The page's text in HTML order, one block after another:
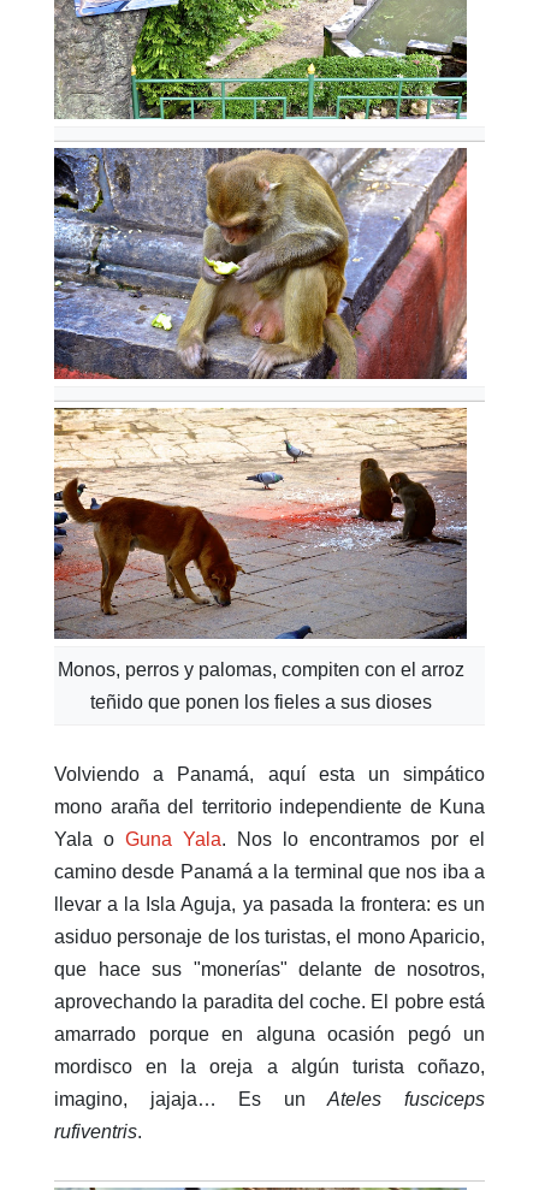
Monos, perros y palomas, compiten con el arroz
teñido que ponen los fieles a sus dioses
Volviendo a Panamá, aquí esta un simpático
mono araña del territorio independiente de Kuna
Yala o Guna Yala. Nos lo encontramos por el
camino desde Panamá a la terminal que nos iba a
llevar a la Isla Aguja, ya pasada la frontera: es un
asiduo personaje de los turistas, el mono Aparicio,
que hace sus "monerías" delante de nosotros,
aprovechando la paradita del coche. El pobre está
amarrado porque en alguna ocasión pegó un
mordisco en la oreja a algún turista coñazo,
imagino, jajaja… Es unAteles fusciceps
rufiventris.